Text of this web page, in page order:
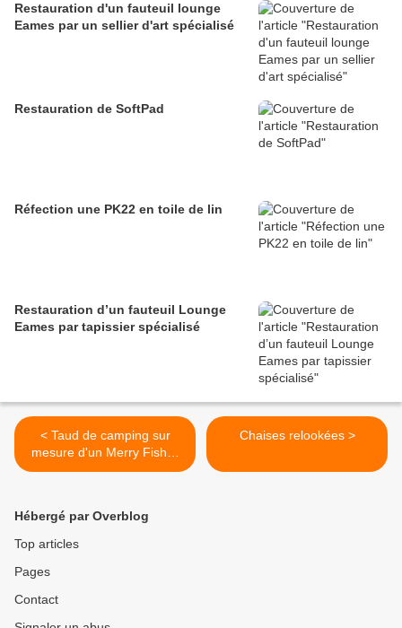
Restauration d'un fauteuil lounge
Eames par un sellier d'art spécialisé
Restauration de SoftPad
Réfection une PK22 en toile de lin
Restauration d’un fauteuil Lounge
Eames par tapissier spécialisé
< Taud de camping sur
mesure d'un Merry Fisher
700
Chaises relookées >
Hébergé par Overblog
Top articles
Pages
Contact